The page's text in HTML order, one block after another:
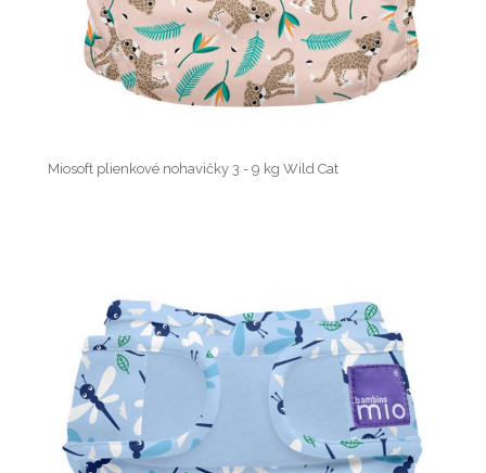
Miosoft plienkové nohavičky 3 - 9 kg Wild Cat